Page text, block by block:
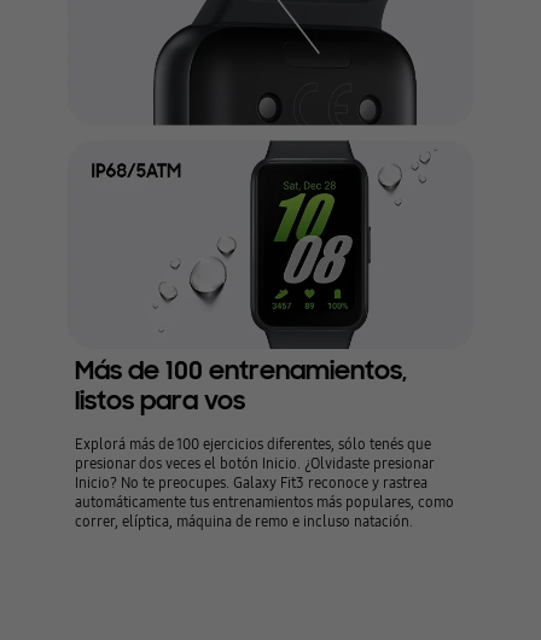
Más de 100 entrenamientos,
listos para vos
Explorá más de 100 ejercicios diferentes, sólo tenés que
presionar dos veces el botón Inicio. ¿Olvidaste presionar
Inicio? No te preocupes. Galaxy Fit3 reconoce y rastrea
automáticamente tus entrenamientos más populares, como
correr, elíptica, máquina de remo e incluso natación.